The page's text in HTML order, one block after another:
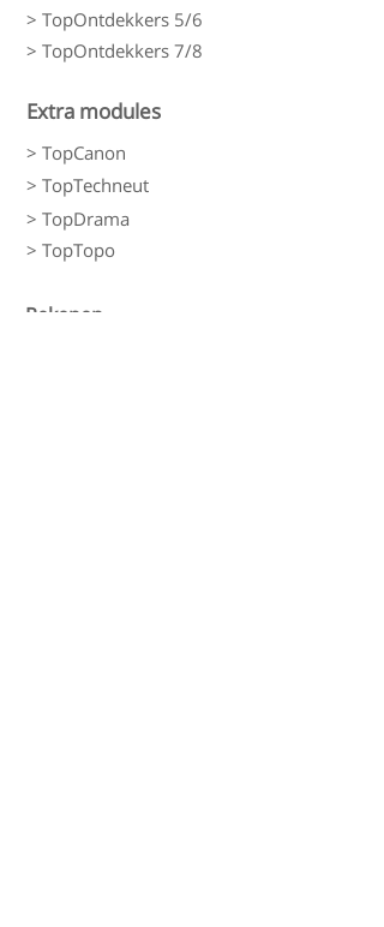
> TopOntdekkers 5/6
> TopOntdekkers 7/8
Extra modules
> TopCanon
> TopTechneut
> TopDrama
> TopTopo
Rekenen